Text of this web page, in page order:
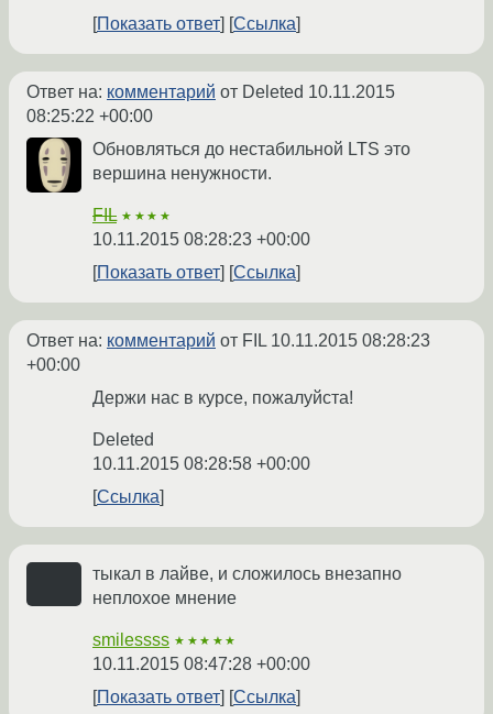
Показать ответ
Ссылка
Ответ на: комментарий от Deleted 10.11.2015
08:25:22 +00:00
Обновляться до нестабильной LTS это
вершина ненужности.
FIL ★★★★
10.11.2015 08:28:23 +00:00
Показать ответ
Ссылка
Ответ на: комментарий от FIL 10.11.2015 08:28:23
+00:00
Держи нас в курсе, пожалуйста!
Deleted
10.11.2015 08:28:58 +00:00
Ссылка
тыкал в лайве, и сложилось внезапно
неплохое мнение
smilessss ★★★★★
10.11.2015 08:47:28 +00:00
Показать ответ
Ссылка